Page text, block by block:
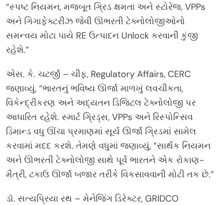
“સ્પષ્ટ નિયમન, મજબૂત ગ્રિડ ક્ષમતા અને સ્ટોરેજ, VPPs
અને ગિગાફેક્ટરીઝ જેવી ઊભરતી ટેક્નોલોજીઓનો
સમન્વય મોટા પાયે RE ઉત્પાદન Unlock કરવાની કુંજી
રહેશે.”
એસ. કે. ચટર્જી – ચીફ, Regulatory Affairs, CERC
જણાવ્યું, “ભારતનું ભવિષ્ય ઊર્જા માળખું લવચીકતા,
વિકેન્દ્રીકરણ અને અદ્યતન ડિજિટલ ટેક્નોલોજી પર
આધારિત રહેશે. સ્માર્ટ ગ્રિડ્સ, VPPs અને રિસ્પોન્સિવ
ડિમાન્ડ વધુ ઊંચા પ્રમાણમાં સૂર્ય ઊર્જા ગ્રિડમાં સામેલ
કરવામાં મદદ કરશે. તેમણે વધુમાં જણાવ્યું, “સાર્થક નિયમન
અને ઊભરતી ટેક્નોલોજી સાથે પૂર્વ ભારતને એક રોકાણ-
મૈત્રી, ટકાઉ ઊર્જા બજાર તરીકે વિકસાવવાની મોટી તક છે.”
ડૉ. સત્યપ્રિયા રથ – મેનેજિંગ ડિરેક્ટર, GRIDCO